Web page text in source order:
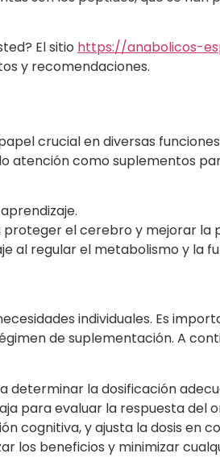
El sitio https://anabolicos-
y recomendaciones.
crucial en diversas
como suplementos
proteger el cerebro y mejorar la
al regular el metabolismo y la
individuales. Es
de suplementación. A
determinar la dosificación
para evaluar la respuesta del
cognitiva, y ajusta la dosis en
los beneficios y minimizar